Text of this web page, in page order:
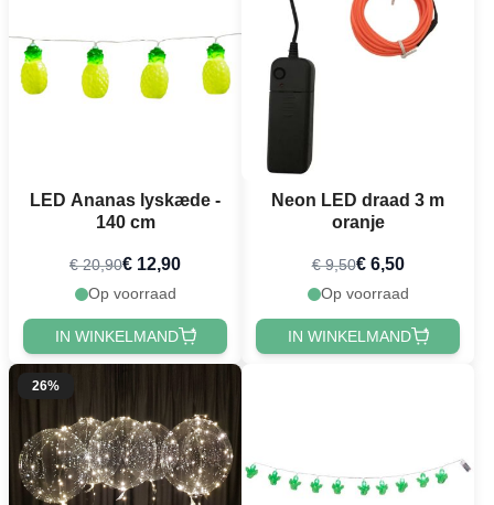
LED Ananas lyskæde -
140 cm
€ 20,90€ 12,90
Op voorraad
IN WINKELMAND
Neon LED draad 3 m
oranje
€ 9,50€ 6,50
Op voorraad
IN WINKELMAND
26%